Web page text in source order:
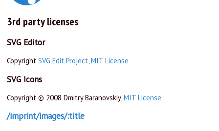
3rd party licenses
SVG Editor
Copyright SVG Edit Project,MIT License
SVG Icons
Copyright © 2008 Dmitry Baranovskiy, MIT License
/imprint/images/:title